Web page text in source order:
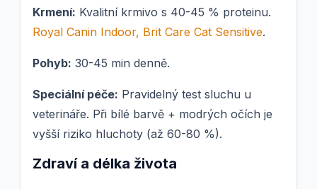
Krmení: Kvalitní krmivo s 40-45 % proteinu.
Royal Canin Indoor, Brit Care Cat Sensitive.
Pohyb: 30-45 min denně.
Speciální péče: Pravidelný test sluchu u
veterináře. Při bílé barvě + modrých očích je
vyšší riziko hluchoty (až 60-80 %).
Zdraví a délka života